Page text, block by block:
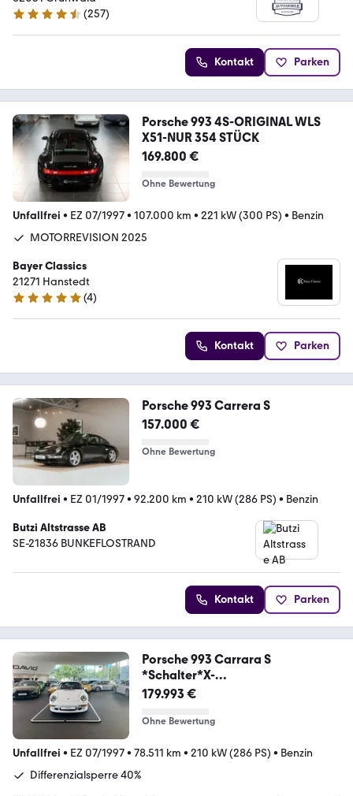
4.6 Sterne
(257)
Kontakt Parken
Porsche 993 4S-ORIGINAL WLS
X51-NUR 354 STÜCK
169.800 €
Ohne Bewertung
Unfallfrei • EZ 07/1997• 107.000 km • 221 kW (300 PS) • Benzin
MOTORREVISION 2025
Bayer Classics
21271 Hanstedt
5 Sterne
(4)
Kontakt Parken
Porsche 993 Carrera S
157.000 €
Ohne Bewertung
Unfallfrei • EZ 01/1997• 92.200 km • 210 kW (286 PS) • Benzin
Butzi Altstrasse AB
SE-21836 BUNKEFLOSTRAND
Kontakt Parken
Porsche 993 Carrara S
*Schalter*X-
Codes*Historie*Erstl.*
179.993 €
Ohne Bewertung
Unfallfrei • EZ 07/1997• 78.511 km • 210 kW (286 PS) • Benzin
Differenzialsperre 40%